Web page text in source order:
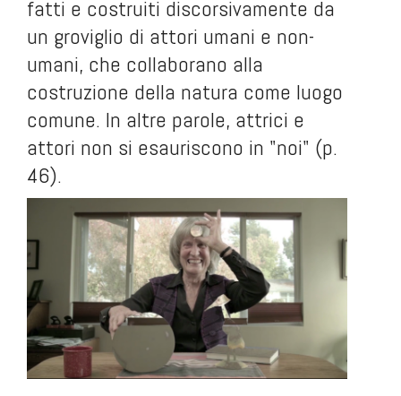
fatti e costruiti discorsivamente da
un groviglio di attori umani e non-
umani, che collaborano alla
costruzione della natura come luogo
comune. In altre parole, attrici e
attori non si esauriscono in "noi" (p.
46).